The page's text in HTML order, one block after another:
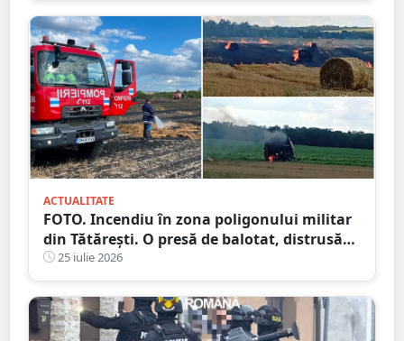
ACTUALITATE
FOTO. Incendiu în zona poligonului militar
din Tătărești. O presă de balotat, distrusă
complet! Flăcările s-au extins
25 iulie 2026